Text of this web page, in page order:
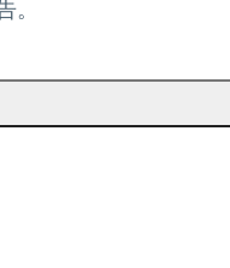
。